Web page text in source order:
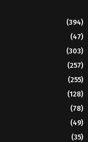
(394)
(47)
(303)
(257)
(255)
(128)
(78)
(49)
(35)